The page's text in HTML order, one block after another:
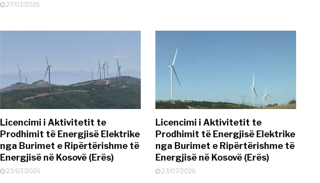
27/07/2026
Licencimi i Aktivitetit te
Prodhimit të Energjisë Elektrike
nga Burimet e Ripërtërishme të
Energjisë në Kosovë (Erës)
23/07/2026
Licencimi i Aktivitetit te
Prodhimit të Energjisë Elektrike
nga Burimet e Ripërtërishme të
Energjisë në Kosovë (Erës)
23/07/2026